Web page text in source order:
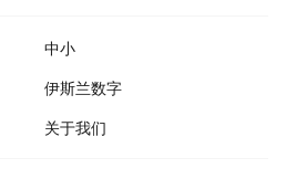
中小
伊斯兰数字
关于我们